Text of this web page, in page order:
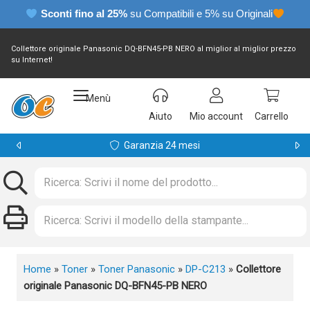
Sconti fino al 25% su Compatibili e 5% su Originali
Collettore originale Panasonic DQ-BFN45-PB NERO al miglior al miglior prezzo
su Internet!
Menù
Aiuto
Mio account Carrello
Garanzia 24 mesi
Home » Toner » Toner Panasonic » DP-C213 » Collettore
originale Panasonic DQ-BFN45-PB NERO